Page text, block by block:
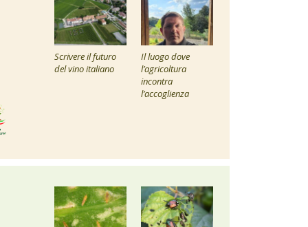
Scrivere il futuro
del vino italiano
Il luogo dove
l’agricoltura
incontra
l’accoglienza